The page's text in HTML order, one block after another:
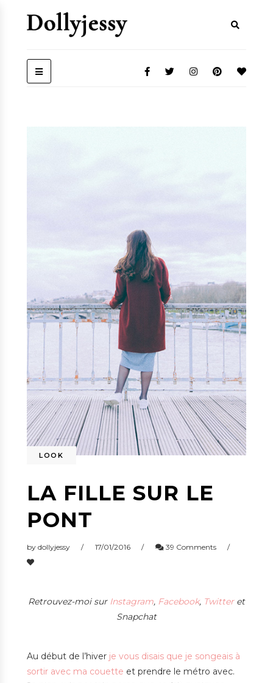
LOOK
LA FILLE SUR LE
PONT
by dollyjessy 17/01/2016 39 Comments
Retrouvez-moi sur Instagram, Facebook, Twitteret
Snapchat
Au début de l’hiver je vous disais que je songeais à
sortir avec ma couette et prendre le métro avec.